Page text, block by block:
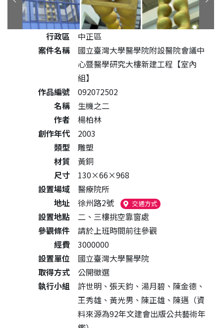
公共藝術作品詳細資料
行政區
中正區
案件名稱
國立臺灣大學醫學院附設醫院會議中
心暨醫學研究大樓新建工程【室內
組】
作品編號
092072502
名稱
生機之二
作者
楊柏林
創作年代
2003
類型
雕塑
材質
黃銅
尺寸
130×66×968
設置場域
醫療院所
地址
徐州路2號 交通方式（另開新視窗）
設置地點
二、三樓挑空靠窗處
參觀條件
請於上班時間前往參觀
經費
3000000
設置單位
國立臺灣大學醫學院
取得方式
公開徵選
執行小組
許世明、張天鈞、湯月碧、陳金德、
王秀雄、黃光男、陳正雄、陳邁（資
料來源為92年文建會出版公共藝術年